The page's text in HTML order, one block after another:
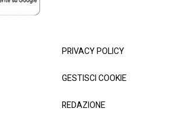
PRIVACY POLICY
GESTISCI COOKIE
REDAZIONE